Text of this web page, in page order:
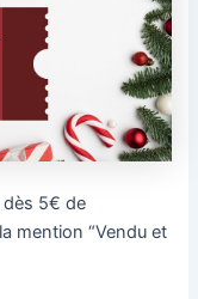
dès 5€ de
mention “Vendu et